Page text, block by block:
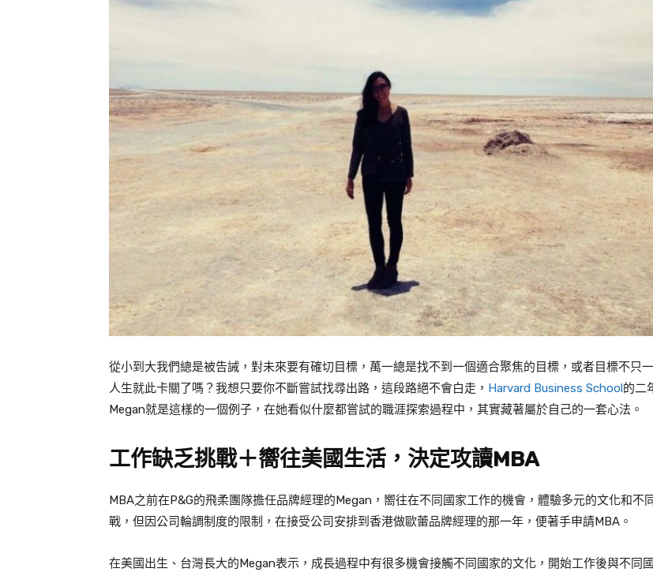
從小到大我們總是被告誡，對未來要有確切目標，萬一總是找不到一個適合聚焦的目標，或者目標不只
人生就此卡關了嗎？我想只要你不斷嘗試找尋出路，這段路絕不會白走， Harvard Business School的二
Megan就是這樣的一個例子，在她看似什麼都嘗試的職涯探索過程中，其實藏著屬於自己的一套心法。
工作缺乏挑戰＋嚮往美國生活，決定攻讀MBA
MBA之前在P&G的飛柔團隊擔任品牌經理的Megan ，嚮往在不同國家工作的機會，體驗多元的文化和不
戰，但因公司輪調制度的限制，在接受公司安排到香港做歐蕾品牌經理的那一年，便著手申請MBA 。
在美國出生、台灣長大的Megan表示，成長過程中有很多機會接觸不同國家的文化，開始工作後與不同